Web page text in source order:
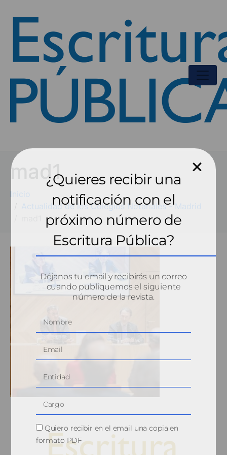
mad1
Inicio
Actualidad de los Colegios Notariales - Madrid
¿Quieres recibir una
notificación con el
próximo número de
Escritura Pública?
Déjanos tu email y recibirás un correo
cuando publiquemos el siguiente
número de la revista.
Quiero recibir en el email una copia en
formato PDF